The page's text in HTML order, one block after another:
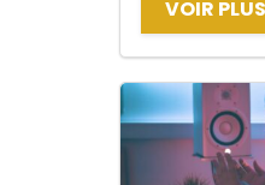
VOIR PLUS